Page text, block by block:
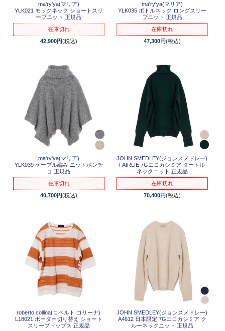
ma'ry'ya(マリア)
YLK021 モックネック ショートスリ
ーブニット 正規品
在庫切れ
42,900円(税込)
ma'ry'ya(マリア)
YLK035 ボトルネック ロングスリー
ブニット 正規品
在庫切れ
47,300円(税込)
ma'ry'ya(マリア)
YLK039 ケーブル編み ニットポンチ
ョ 正規品
在庫切れ
40,700円(税込)
JOHN SMEDLEY(ジョンスメドレー)
FAIRLIE 7Gエコカシミア タートル
ネックニット 正規品
在庫切れ
70,400円(税込)
roberto collina(ロベルト コリーナ)
L18021 ボーダー切り替え ショート
スリーブトップス 正規品
JOHN SMEDLEY(ジョンスメドレー)
A4612 日本限定 7Gエコカシミア ク
ルーネックニット 正規品